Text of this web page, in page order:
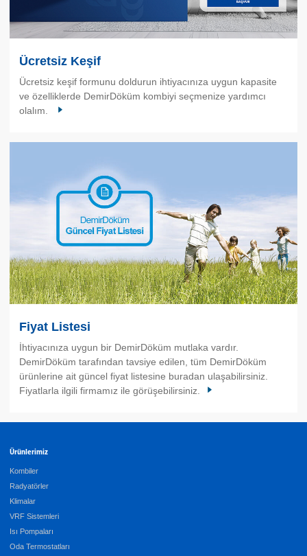
Ücretsiz Keşif
Ücretsiz keşif formunu doldurun ihtiyacınıza uygun kapasite
ve özelliklerde DemirDöküm kombiyi seçmenize yardımcı
olalım.
Fiyat Listesi
İhtiyacınıza uygun bir DemirDöküm mutlaka vardır.
DemirDöküm tarafından tavsiye edilen, tüm DemirDöküm
ürünlerine ait güncel fiyat listesine buradan ulaşabilirsiniz.
Fiyatlarla ilgili firmamız ile görüşebilirsiniz.
Ürünlerimiz
Kombiler
Radyatörler
Klimalar
VRF Sistemleri
Isı Pompaları
Oda Termostatları